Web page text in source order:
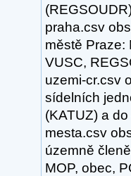
praha.csv
městě Praze:
VUSC,
uzemi-cr.csv
sídelních
(KATUZ) a
mesta.csv
územně
MOP, obec,